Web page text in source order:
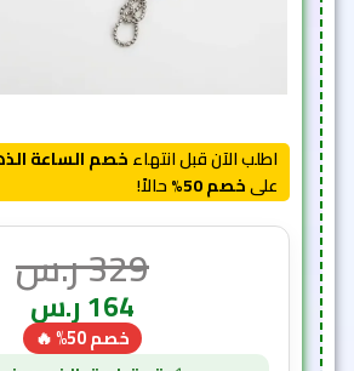
اطلب الآن قبل انتهاءخصم الساعة
علىخصم 50% حالاً!
329ر.س
164ر.س
خصم 50% 🔥